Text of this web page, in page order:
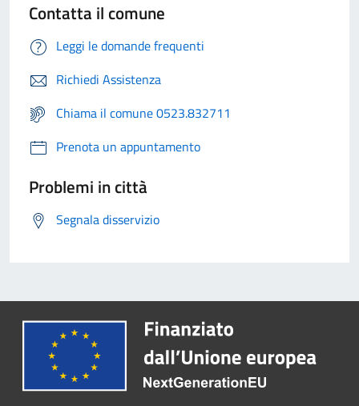
Contatta il comune
Leggi le domande frequenti
Richiedi Assistenza
Chiama il comune 0523.832711
Prenota un appuntamento
Problemi in città
Segnala disservizio